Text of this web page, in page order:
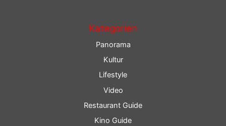
Kategorien
Panorama
Kultur
Lifestyle
Video
Restaurant Guide
Kino Guide